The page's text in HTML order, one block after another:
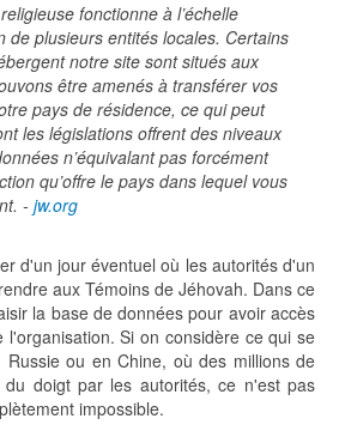
fonctionne à l’échelle
de plusieurs entités locales. Certains
notre site sont situés aux
être amenés à transférer vos
pays de résidence, ce qui peut
les législations offrent des niveaux
n’équivalant pas forcément
qu’offre le pays dans lequel vous
- jw.org
d'un jour éventuel où les autorités d'un
aux Témoins de Jéhovah. Dans ce
la base de données pour avoir accès
Si on considère ce qui se
Russie ou en Chine, où des millions de
du doigt par les autorités, ce n'est pas
impossible.